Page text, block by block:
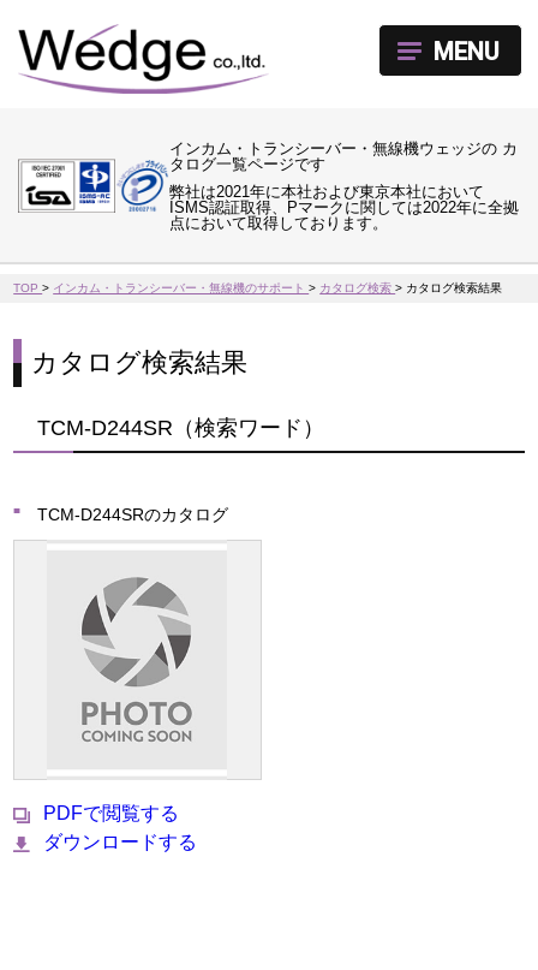
インカム・トランシーバー・無線機ウェッジの カ
タログ一覧ページです
弊社は2021年に本社および東京本社において
ISMS認証取得、Pマークに関しては2022年に全拠
点において取得しております。
MENU
TOP> インカム・トランシーバー・無線機のサポート> カタログ検索> カタログ検索結果
カタログ検索結果
TCM-D244SR（検索ワード）
TCM-D244SRのカタログ
PDFで閲覧する
ダウンロードする